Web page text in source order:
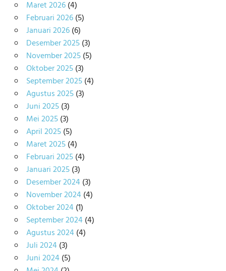
Maret 2026(4)
Februari 2026(5)
Januari 2026(6)
Desember 2025(3)
November 2025(5)
Oktober 2025(3)
September 2025(4)
Agustus 2025(3)
Juni 2025(3)
Mei 2025(3)
April 2025(5)
Maret 2025(4)
Februari 2025(4)
Januari 2025(3)
Desember 2024(3)
November 2024(4)
Oktober 2024(1)
September 2024(4)
Agustus 2024(4)
Juli 2024(3)
Juni 2024(5)